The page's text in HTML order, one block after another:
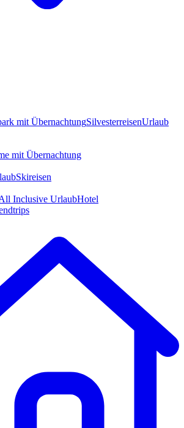
mit ÜbernachtungSilvesterreisenUrlaub
mit Übernachtung
Skireisen
Inclusive UrlaubHotel